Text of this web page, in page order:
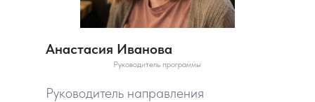
Анастасия Иванова
Руководитель программы
Руководитель направления